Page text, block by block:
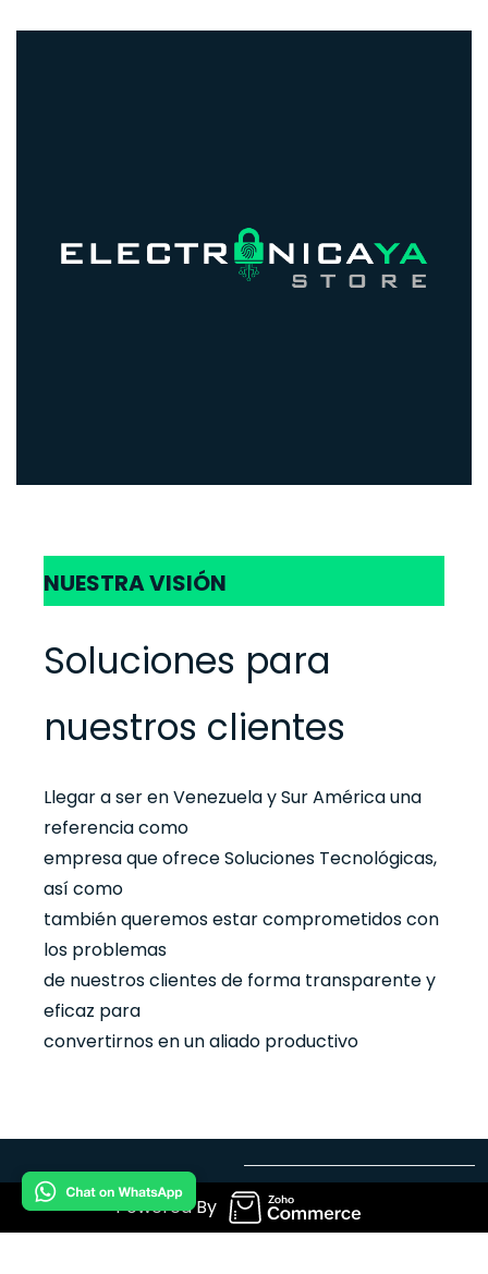
NUESTRA VISIÓN
Soluciones para
nuestros clientes
Llegar a ser en Venezuela y Sur América una
referencia como
empresa que ofrece Soluciones Tecnológicas,
así como
también queremos estar comprometidos con
los problemas
de nuestros clientes de forma transparente y
eficaz para
convertirnos en un aliado productivo
Powered By